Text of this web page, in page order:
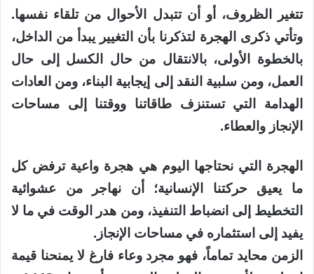
تتغير الظروف، أو أن تتبدل الأحوال من تلقاء نفسها.
وتأتي ذكرى الهجرة لتذكرنا بأن التغيير يبدأ من الداخل،
بالخطوة الأولى، بالانتقال من حال الكسل إلى حال
العمل، ومن سلبية النقد إلى إيجابية البناء، ومن العادات
الهدامة التي تستنزف طاقاتنا ووقتنا إلى مساحات
الإنجاز والعطاء.
الهجرة التي نحتاجها اليوم هي هجرة واعية ترفض كل
ما يعيق حركتنا الإنسانية؛ أن نهاجر من عشوائية
التخطيط إلى انضباط التنفيذ، ومن هدر الوقت في ما لا
يفيد إلى استثماره في مساحات الإنجاز.
الزمن محايد تماماً، فهو مجرد وعاء فارغ لا يمنحنا قيمة